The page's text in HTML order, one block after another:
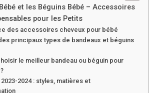
et les Béguins Bébé – Accessoires
pour les Petits
des accessoires cheveux pour bébé
principaux types de bandeaux et béguins
le meilleur bandeau ou béguin pour
2024 : styles, matières et